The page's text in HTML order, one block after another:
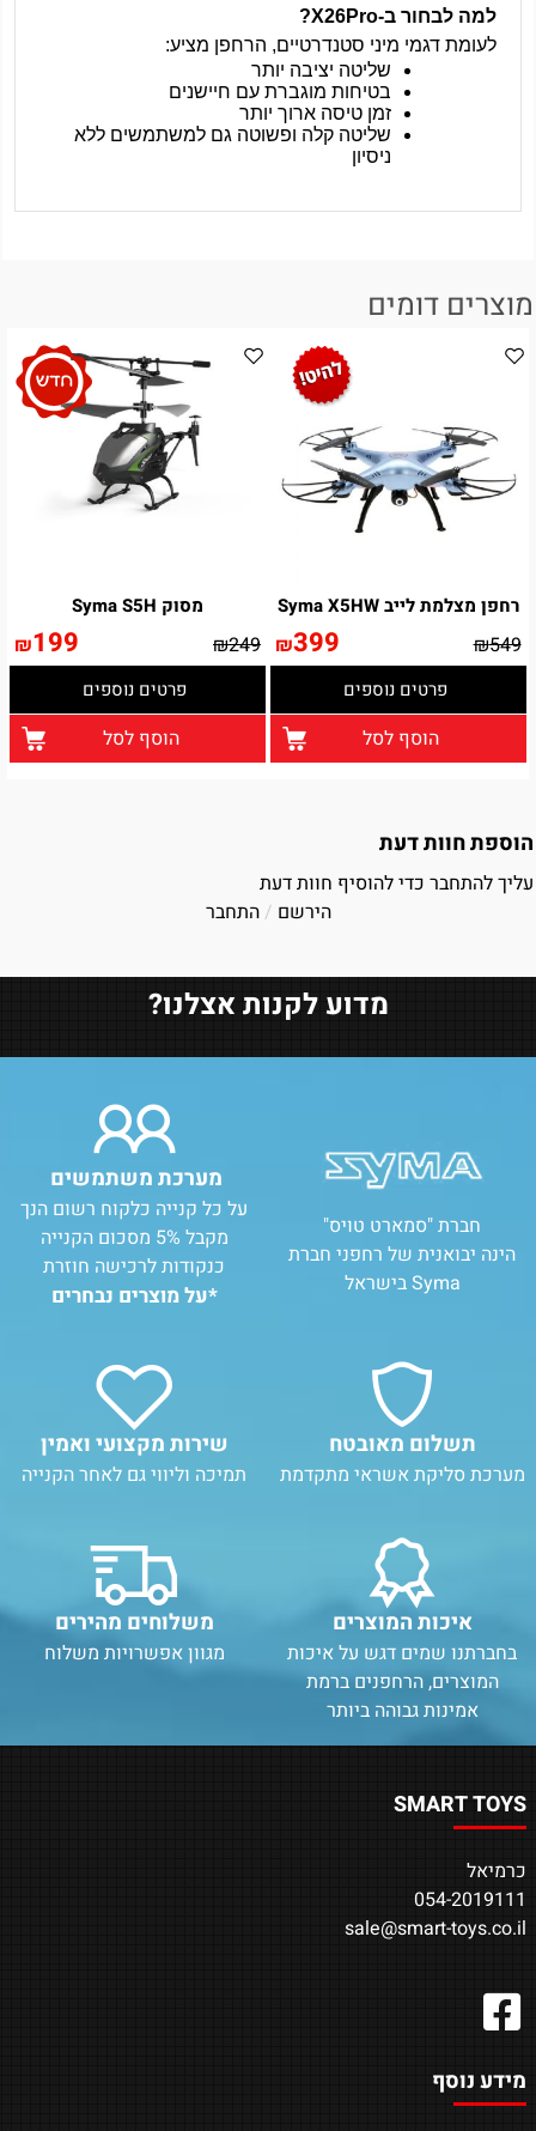
למה לבחור ב-X26Pro
?
לעומת דגמי מיני סטנדרטיים, הרחפן מציע:
שליטה יציבה יותר
בטיחות מוגברת עם חיישנים
זמן טיסה ארוך יותר
שליטה קלה ופשוטה גם למשתמשים ללא
ניסיון
מוצרים דומים
רחפן מצלמת לייב Syma X5HW
₪549
₪399
פרטים נוספים
הוסף לסל
מסוק Syma S5H
₪249
₪199
פרטים נוספים
הוסף לסל
הוספת חוות דעת
עליך להתחבר כדי להוסיף חוות דעת
הירשם /התחבר
מדוע לקנות אצלנו?
חברת "סמארט טויס"
הינה יבואנית של רחפני חברת
Syma בישראל
מערכת משתמשים
על כל קנייה כלקוח רשום הנך
מקבל 5% מסכום הקנייה
כנקודות לרכישה חוזרת
*על מוצרים נבחרים
תשלום מאובטח
מערכת סליקת אשראי מתקדמת
שירות מקצועי ואמין
תמיכה וליווי גם לאחר הקנייה
איכות המוצרים
בחברתנו שמים דגש על איכות
המוצרים, הרחפנים ברמת
אמינות גבוהה ביותר
משלוחים מהירים
מגוון אפשרויות משלוח
SMART TOYS
כרמיאל
054-2019111
sale@smart-toys.co.il
מידע נוסף